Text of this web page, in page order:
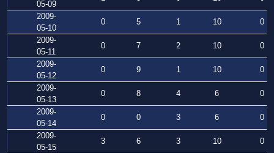
05-09
2009-
05-10
0 5 1 10
0
2009-
05-11
0 7 2 10
0
2009-
05-12
0 9 1 10
0
2009-
05-13
0 8 4 6
0
2009-
05-14
0 0 3 6
0
2009-
05-15
3 6 3 10
0